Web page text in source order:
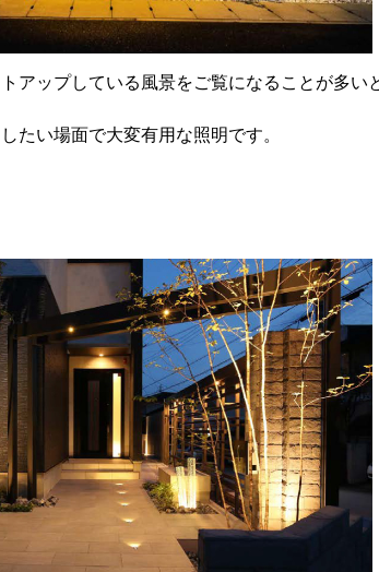
アップしている風景をご覧になることが多
たい場面で大変有用な照明です。